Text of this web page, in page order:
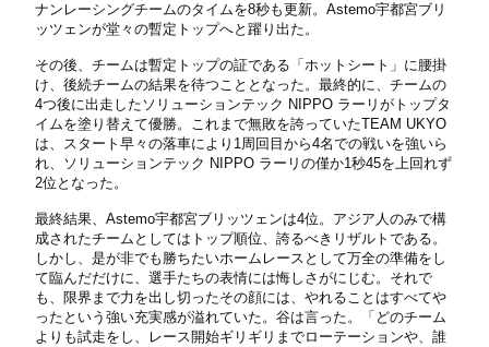
ナンレーシングチームのタイムを8秒も更新。Astemo宇都宮ブリ
ッツェンが堂々の暫定トップへと躍り出た。
その後、チームは暫定トップの証である「ホットシート」に腰掛
け、後続チームの結果を待つこととなった。最終的に、チームの
4つ後に出走したソリューションテック NIPPO ラーリがトップタ
イムを塗り替えて優勝。これまで無敗を誇っていたTEAM UKYO
は、スタート早々の落車により1周回目から4名での戦いを強いら
れ、ソリューションテック NIPPO ラーリの僅か1秒45を上回れず
2位となった。
最終結果、Astemo宇都宮ブリッツェンは4位。アジア人のみで構
成されたチームとしてはトップ順位、誇るべきリザルトである。
しかし、是が非でも勝ちたいホームレースとして万全の準備をし
て臨んだだけに、選手たちの表情には悔しさがにじむ。それで
も、限界まで力を出し切ったその顔には、やれることはすべてや
ったという強い充実感が溢れていた。谷は言った。「どのチーム
よりも試走をし、レース開始ギリギリまでローテーションや、誰